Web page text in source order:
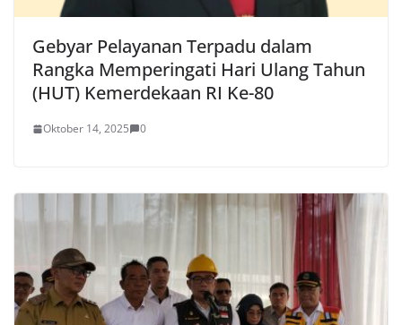
Gebyar Pelayanan Terpadu dalam
Rangka Memperingati Hari Ulang Tahun
(HUT) Kemerdekaan RI Ke-80
Oktober 14, 2025 0